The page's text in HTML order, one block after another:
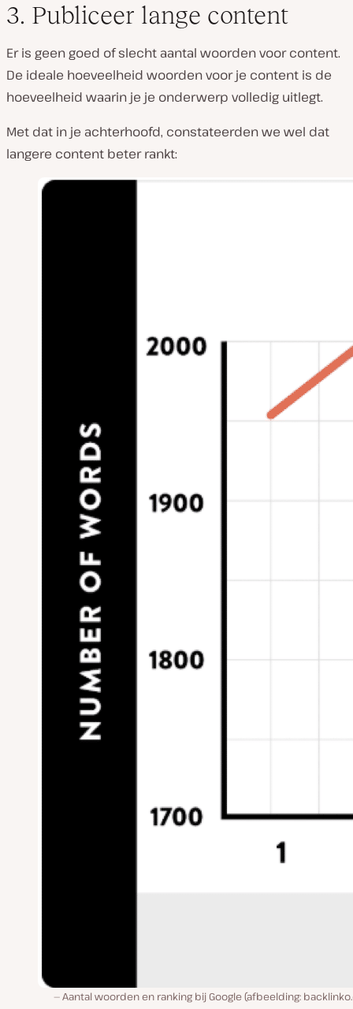
3. Publiceer lange content
Er is geen goed of slecht aantal woorden voor content.
De ideale hoeveelheid woorden voor je content is de
hoeveelheid waarin je je onderwerp volledig uitlegt.
Met dat in je achterhoofd, constateerden we wel dat
langere content beter rankt:
Aantal woorden en ranking bij Google (afbeelding: